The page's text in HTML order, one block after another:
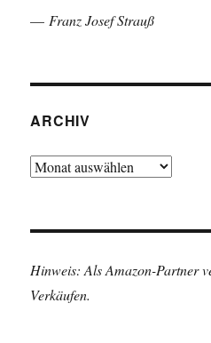
— Franz Josef Strauß
ARCHIV
Archiv
Hinweis: Als Amazon-Partner
Verkäufen.